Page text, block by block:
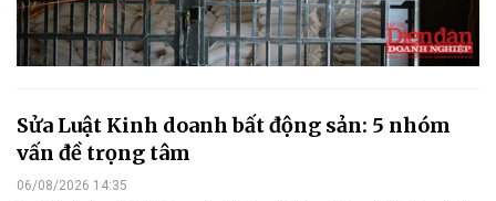
Sửa Luật Kinh doanh bất động sản: 5 nhóm
vấn đề trọng tâm
06/08/2026 14:35